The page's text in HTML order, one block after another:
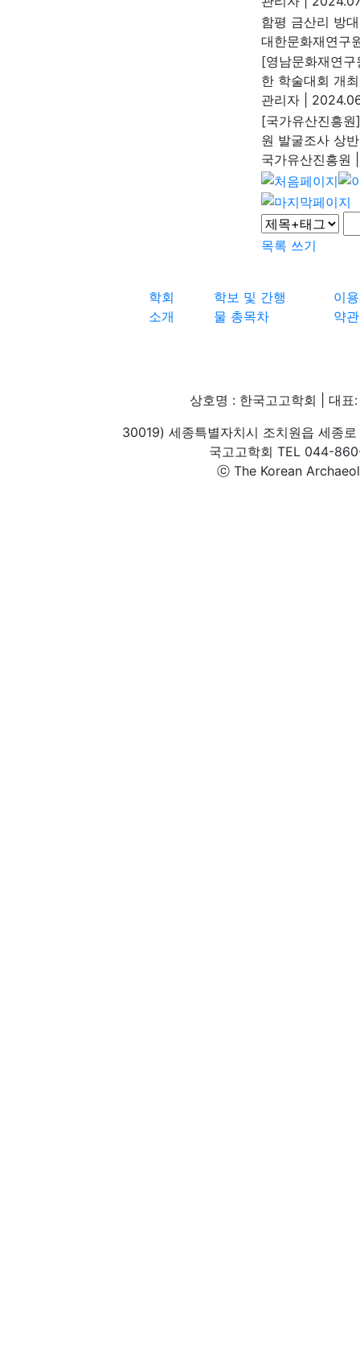
함평 금산리 방
대한문화재연구
[영남문화재연
한 학술대회 개
관리자
[국가유산진흥
원 발굴조사 상
국가유산진흥원
목록 쓰기
학회
소개
학보 및 간행
물 총목차
이용
약관
상호명 : 한국고고학회 | 대
30019) 세종특별자치시 조치원읍 세종
국고고학회 TEL 044-
ⓒ The Korean